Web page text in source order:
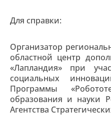
Для справки:
Организатор
областной центр
«Лапландия» при
социальных
Программы
образования и науки
Агентства